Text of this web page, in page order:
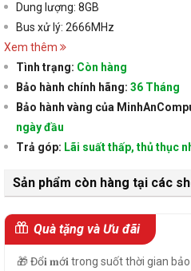
Dung lượng: 8GB
Bus xử lý: 2666MHz
Xem thêm
Tình trạng: Còn hàng
Bảo hành chính hãng: 36 Tháng
Bảo hành vàng của
ngày đầu
Trả góp: Lãi suất thấp, thủ thục
Sản phẩm còn hàng tại các
Quà tặng và Ưu đãi
🎁 Đổ𝐢 𝐦ớ𝐢 trong suốt thời gian